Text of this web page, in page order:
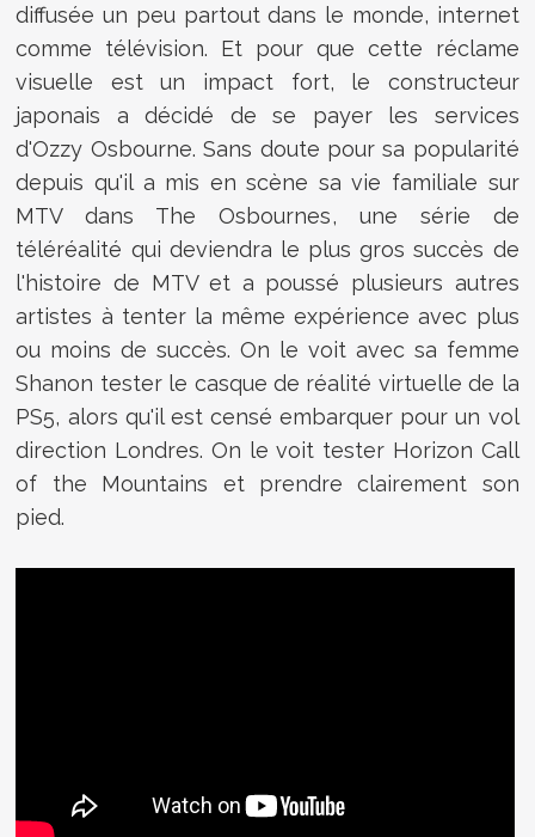
diffusée un peu partout dans le monde, internet
comme télévision. Et pour que cette réclame
visuelle est un impact fort, le constructeur
japonais a décidé de se payer les services
d'Ozzy Osbourne. Sans doute pour sa popularité
depuis qu'il a mis en scène sa vie familiale sur
MTV dans The Osbournes, une série de
téléréalité qui deviendra le plus gros succès de
l'histoire de MTV et a poussé plusieurs autres
artistes à tenter la même expérience avec plus
ou moins de succès. On le voit avec sa femme
Shanon tester le casque de réalité virtuelle de la
PS5, alors qu'il est censé embarquer pour un vol
direction Londres. On le voit tester Horizon Call
of the Mountains et prendre clairement son
pied.